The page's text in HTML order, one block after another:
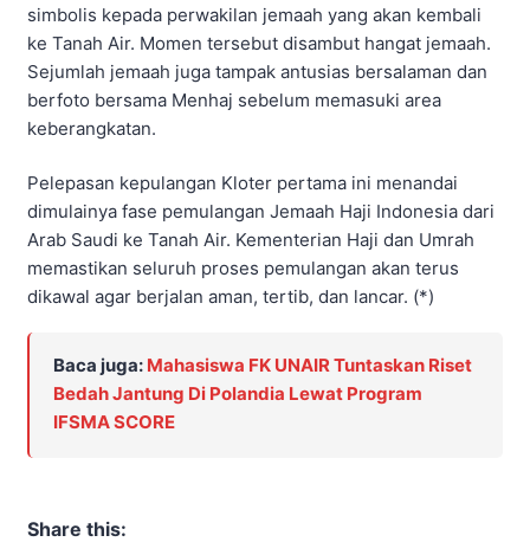
simbolis kepada perwakilan jemaah yang akan kembali
ke Tanah Air. Momen tersebut disambut hangat jemaah.
Sejumlah jemaah juga tampak antusias bersalaman dan
berfoto bersama Menhaj sebelum memasuki area
keberangkatan.
Pelepasan kepulangan Kloter pertama ini menandai
dimulainya fase pemulangan Jemaah Haji Indonesia dari
Arab Saudi ke Tanah Air. Kementerian Haji dan Umrah
memastikan seluruh proses pemulangan akan terus
dikawal agar berjalan aman, tertib, dan lancar. (*)
Baca juga: Mahasiswa FK UNAIR Tuntaskan Riset
Bedah Jantung Di Polandia Lewat Program
IFSMA SCORE
Share this: